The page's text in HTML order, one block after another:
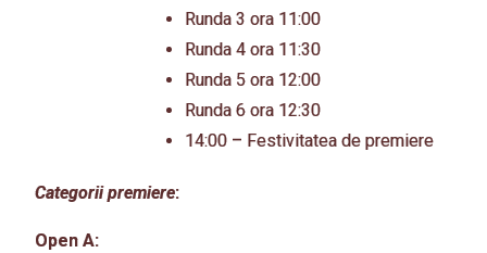
Runda 3 ora 11:00
Runda 4 ora 11:30
Runda 5 ora 12:00
Runda 6 ora 12:30
14:00 – Festivitatea de premiere
Categorii premiere:
Open A: